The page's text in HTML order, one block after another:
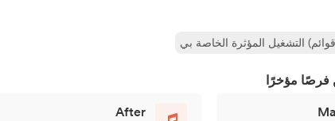
التشغيل المؤثرة الخاصة بي
فرصًا مؤخرًا
After